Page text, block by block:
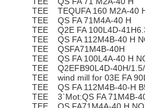
TEE TEQUFA 160 M2A-40
TEE QS FA 71M4A-40 H
TEE Q2E FA 100L4D-
TEE QS FA 112M4B-40 H
TEE QSFA71M4B-40H
TEE QS FA 100L4A-40 H
TEE Q2EFB90L4D-40H/
TEE wind mill for 03E FA
TEE QS FA 112M4B-40-H
TEE 3`Mot:QS FA 71M4B-